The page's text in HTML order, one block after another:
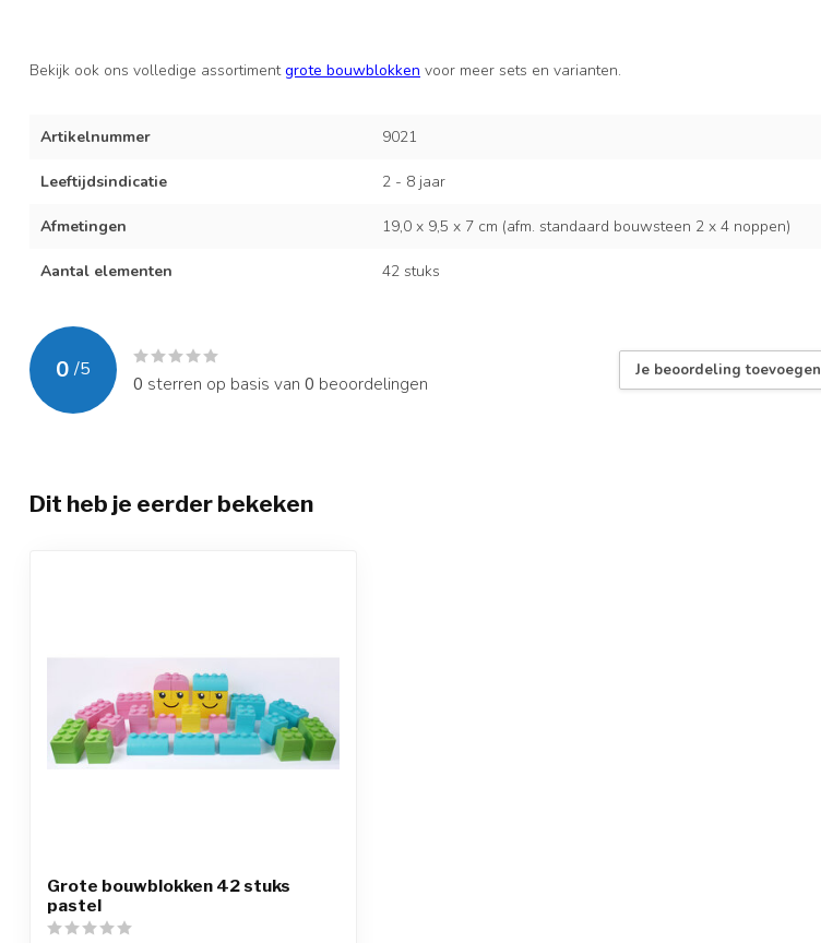
Bekijk ook ons volledige assortimentgrote bouwblokken voor meer sets en varianten.
Artikelnummer 9021
Leeftijdsindicatie 2 - 8 jaar
Afmetingen 19,0 x 9,5 x 7 cm (afm. standaard bouwsteen 2 x 4 noppen)
Aantal elementen 42 stuks
0 /5
0 sterren op basis van 0 beoordelingen
Je beoordeling toevoegen
Dit heb je eerder bekeken
Grote bouwblokken 42 stuks
pastel